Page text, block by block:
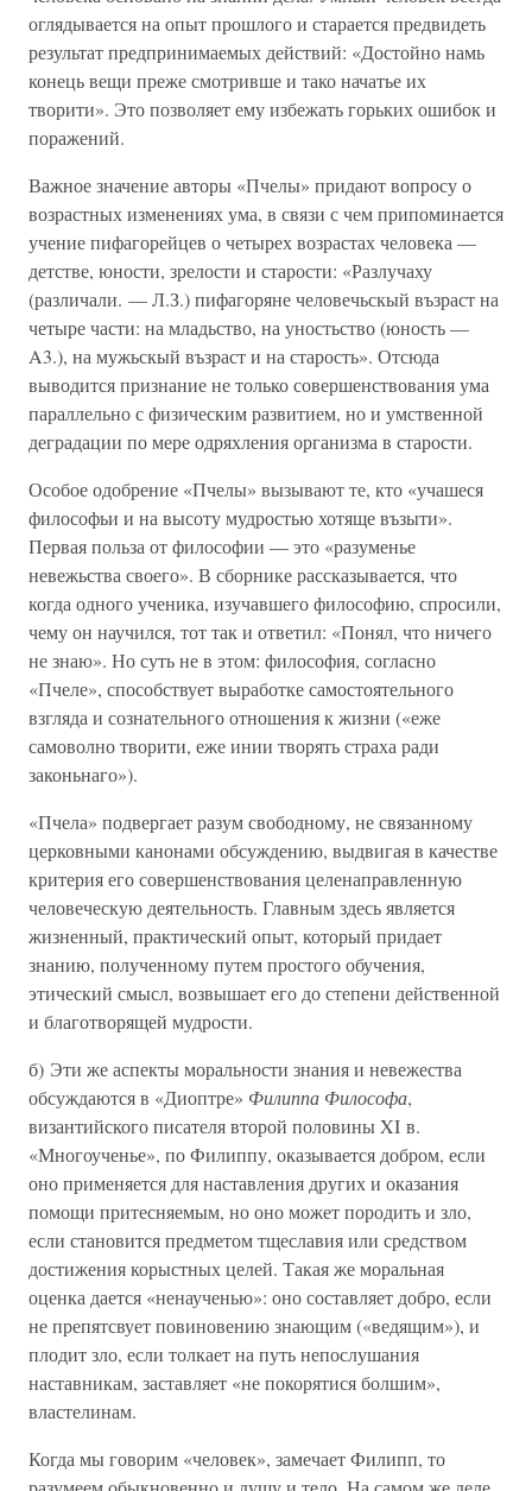
оглядывается на опыт прошлого и старается предвидеть
результат предпринимаемых действий: «Достойно намь
конець вещи преже смотривше и тако начатье их
творити». Это позволяет ему избежать горьких ошибок и
поражений.
Важное значение авторы «Пчелы» придают вопросу о
возрастных изменениях ума, в связи с чем припоминается
учение пифагорейцев о четырех возрастах человека —
детстве, юности, зрелости и старости: «Разлучаху
(различали. — Л.З.) пифагоряне человечьскый възраст на
четыре части: на младьство, на уностьство (юность —
A3.), на мужьскый възраст и на старость». Отсюда
выводится признание не только совершенствования ума
параллельно с физическим развитием, но и умственной
деградации по мере одряхления организма в старости.
Особое одобрение «Пчелы» вызывают те, кто «учашеся
философьи и на высоту мудростью хотяще възыти».
Первая польза от философии — это «разуменье
невежьства своего». В сборнике рассказывается, что
когда одного ученика, изучавшего философию, спросили,
чему он научился, тот так и ответил: «Понял, что ничего
не знаю». Но суть не в этом: философия, согласно
«Пчеле», способствует выработке самостоятельного
взгляда и сознательного отношения к жизни («еже
самоволно творити, еже инии творять страха ради
законьнаго»).
«Пчела» подвергает разум свободному, не связанному
церковными канонами обсуждению, выдвигая в качестве
критерия его совершенствования целенаправленную
человеческую деятельность. Главным здесь является
жизненный, практический опыт, который придает
знанию, полученному путем простого обучения,
этический смысл, возвышает его до степени действенной
и благотворящей мудрости.
б) Эти же аспекты моральности знания и невежества
обсуждаются в «Диоптре» Филиппа Философа,
византийского писателя второй половины XI в.
«Многоученье», по Филиппу, оказывается добром, если
оно применяется для наставления других и оказания
помощи притесняемым, но оно может породить и зло,
если становится предметом тщеславия или средством
достижения корыстных целей. Такая же моральная
оценка дается «ненаученью»: оно составляет добро, если
не препятсвует повиновению знающим («ведящим»), и
плодит зло, если толкает на путь непослушания
наставникам, заставляет «не покорятися болшим»,
властелинам.
Когда мы говорим «человек», замечает Филипп, то